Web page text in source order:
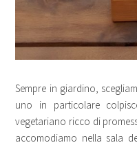
Sempre in giardino,
uno in particolare
vegetariano ricco di
accomodiamo nella sala